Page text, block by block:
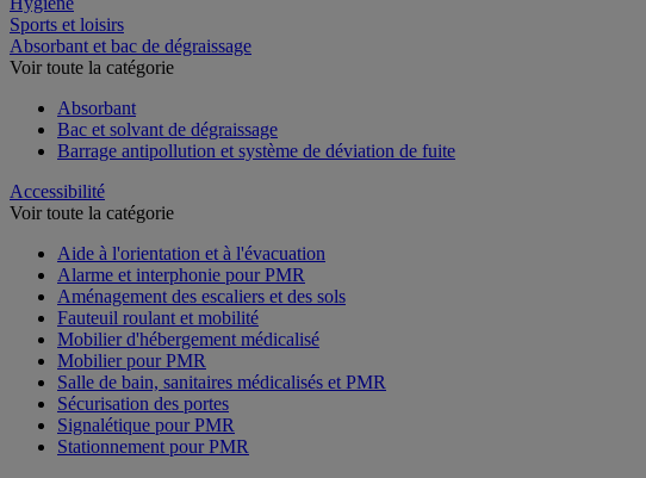
Sports et loisirs
Absorbant et bac de dégraissage
Voir toute la catégorie
Absorbant
Bac et solvant de dégraissage
Barrage antipollution et système de déviation de fuite
Accessibilité
Voir toute la catégorie
Aide à l'orientation et à l'évacuation
Alarme et interphonie pour PMR
Aménagement des escaliers et des sols
Fauteuil roulant et mobilité
Mobilier d'hébergement médicalisé
Mobilier pour PMR
Salle de bain, sanitaires médicalisés et PMR
Sécurisation des portes
Signalétique pour PMR
Stationnement pour PMR